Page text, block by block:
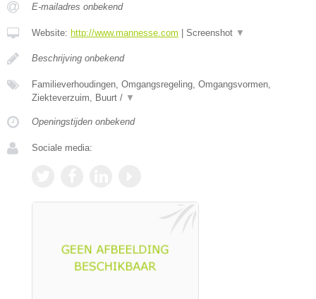
E-mailadres onbekend
Website: http://www.mannesse.com Screenshot ▼
Beschrijving onbekend
Familieverhoudingen, Omgangsregeling, Omgangsvormen,
Ziekteverzuim, Buurt / ▼
Openingstijden onbekend
Sociale media: